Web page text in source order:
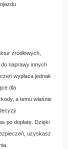
źródłowych,
naprawy innych
wypłaca jednak
dla
a temu właśnie
po dopłatę. Dzięki
uzyskasz